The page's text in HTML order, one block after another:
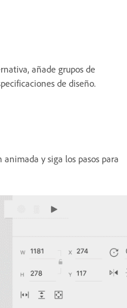
añade grupos de
de diseño.
y siga los pasos para